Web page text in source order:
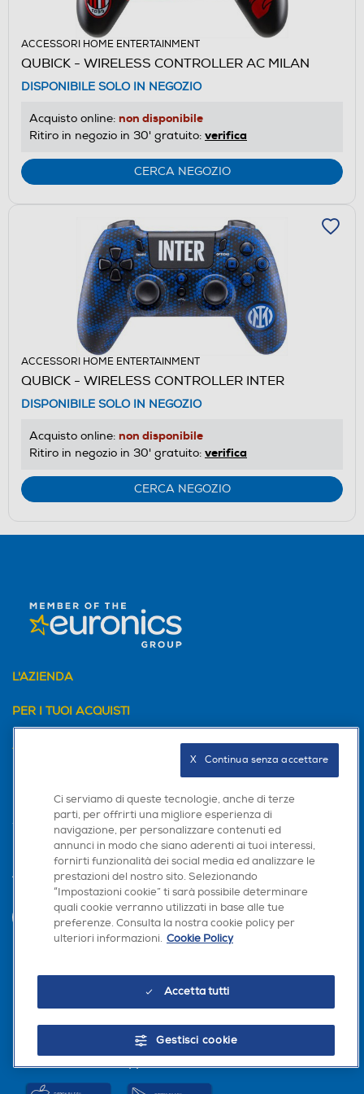
ACCESSORI HOME ENTERTAINMENT
QUBICK - WIRELESS CONTROLLER AC MILAN
DISPONIBILE SOLO IN NEGOZIO
Acquisto online: non disponibile
Ritiro in negozio in 30' gratuito: verifica
CERCA NEGOZIO
ACCESSORI HOME ENTERTAINMENT
QUBICK - WIRELESS CONTROLLER INTER
DISPONIBILE SOLO IN NEGOZIO
Acquisto online: non disponibile
Ritiro in negozio in 30' gratuito: verifica
CERCA NEGOZIO
L'AZIENDA
PER I TUOI ACQUISTI
AREA CLIENTI
Trova negozio
INVIA
Seguici sui social
Ci serviamo di queste tecnologie, anche di terze
parti, per offrirti una migliore esperienza di
navigazione, per personalizzare contenuti ed
annunci in modo che siano aderenti ai tuoi interessi,
fornirti funzionalità dei social media ed analizzare le
prestazioni del nostro sito. Selezionando
“Impostazioni cookie” ti sarà possibile determinare
quali cookie verranno utilizzati in base alle tue
preferenze. Consulta la nostra cookie policy per
ulteriori informazioni. Cookie Policy
Accetta tutti
Gestisci cookie
X   Continua senza accettare